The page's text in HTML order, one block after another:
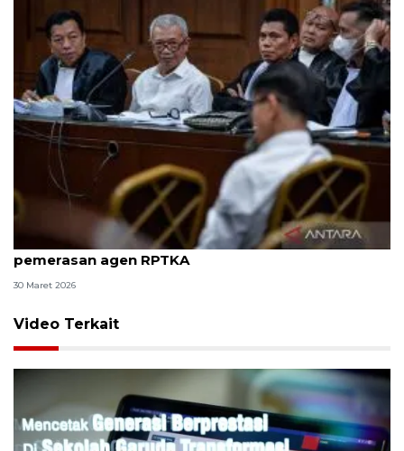
8 ASN Kemenaker hadapi sidang tuntutan kasus
pemerasan agen RPTKA
30 Maret 2026
Video Terkait